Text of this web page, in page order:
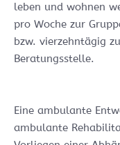
leben und wohnen
pro Woche zur
bzw. vierzehntägig
Beratungsstelle.
Eine ambulante
ambulante